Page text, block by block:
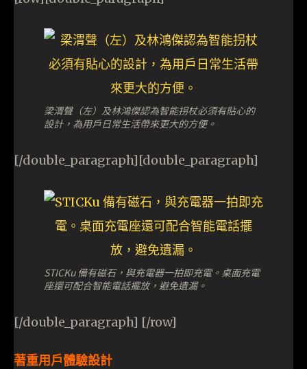
梁渭聲（左）及林鴻傑認為智能拐杖必須有貼心的
設計，為用戶日常生活帶來更大的方便。
[/double_paragraph][double_paragraph]
STICKu 備有磁石，與充電器一拍即充電。桌面充電
座還可配合智能電話擺放，避免遺漏。
[/double_paragraph] [/row]
著重用戶體驗設計